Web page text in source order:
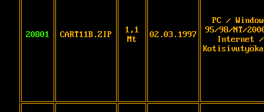
20801 CART11B.ZIP
1,1
Mt
02.03.1997
PC /
95/98/NT/
Internet /